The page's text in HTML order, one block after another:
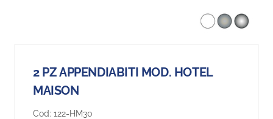
2 PZ APPENDIABITI MOD. HOTEL
MAISON
Cod: 122-HM30